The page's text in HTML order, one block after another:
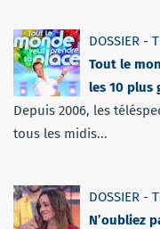
DOSSIER -
Tout le
les 10 plus
Depuis 2006, les
tous les midis...
DOSSIER -
N’oubliez